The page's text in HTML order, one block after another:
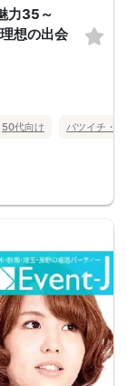
力35～
想の出会
50代向け バツイチ・